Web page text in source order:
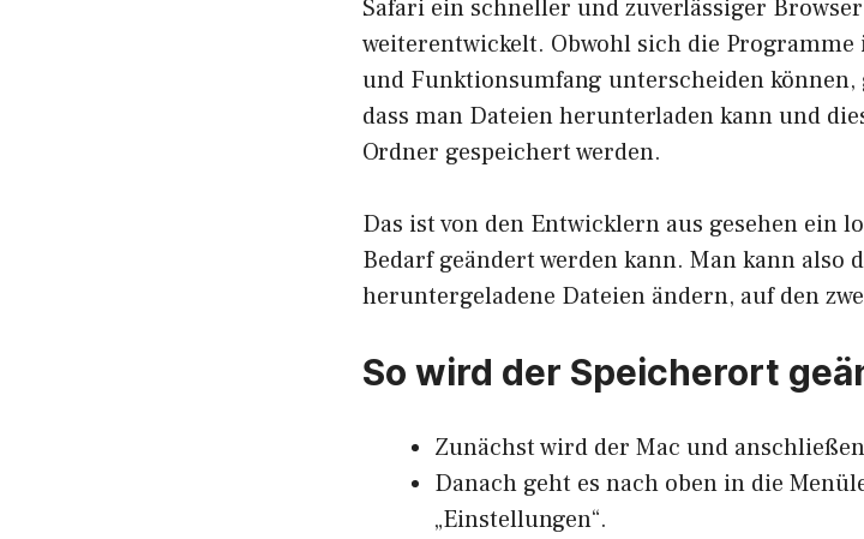
Safari ein schneller und zuverlässiger
weiterentwickelt. Obwohl sich die
und Funktionsumfang unterscheiden können,
dass man Dateien herunterladen kann und
Ordner gespeichert werden.
Das ist von den Entwicklern aus gesehen ein
Bedarf geändert werden kann. Man kann also
heruntergeladene Dateien ändern, auf den
So wird der Speicherort
Zunächst wird der Mac und
Danach geht es nach oben in die
„Einstellungen“.